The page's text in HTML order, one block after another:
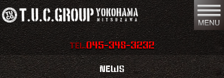
TEL.045-348-3232
在庫車両情報 店舗情報
NEWS